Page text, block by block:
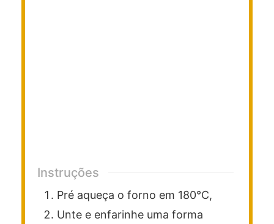
Instruções
Pré aqueça o forno em 180°C,
Unte e enfarinhe uma forma